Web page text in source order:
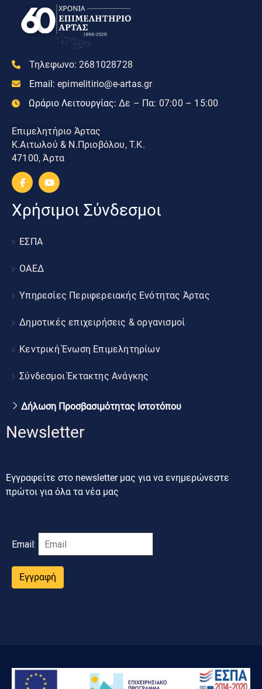
Τηλεφωνο: 2681028728
Email: epimelitirio@e-artas.gr
Ωράριο Λειτουργίας: Δε – Πα: 07:00 – 15:00
Επιμελητήριο Άρτας
Κ.Αιτωλού & Ν.Πριοβόλου, Τ.Κ.
47100, Άρτα
Χρήσιμοι Σύνδεσμοι
ΕΣΠΑ
ΟΑΕΔ
Υπηρεσίες Περιφερειακής Ενότητας Άρτας
Δημοτικές επιχειρήσεις & οργανισμοί
Κεντρική Ένωση Επιμελητηρίων
Σύνδεσμοι Έκτακτης Ανάγκης
Δήλωση Προσβασιμότητας Ιστοτόπου
Newsletter
Εγγραφείτε στο newsletter μας για να ενημερώνεστε
πρώτοι για όλα τα νέα μας
Email:
Εγγραφή